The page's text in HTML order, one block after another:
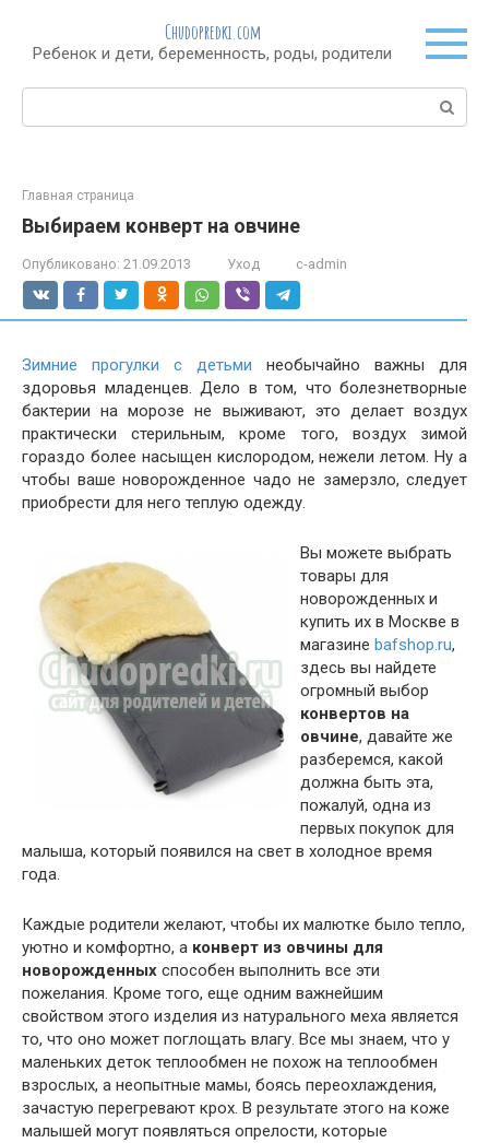
контенту
Chudopredki.com
Ребенок и дети, беременность, роды, родители
Поиск:
Главная страница
Выбираем конверт на овчине
Опубликовано: 21.09.2013 Уход c-admin
Зимние прогулки с детьми необычайно важны для
здоровья младенцев. Дело в том, что болезнетворные
бактерии на морозе не выживают, это делает воздух
практически стерильным, кроме того, воздух зимой
гораздо более насыщен кислородом, нежели летом. Ну а
чтобы ваше новорожденное чадо не замерзло, следует
приобрести для него теплую одежду.
Вы можете выбрать
товары для
новорожденных и
купить их в Москве в
магазине bafshop.ru,
здесь вы найдете
огромный выбор
конвертов на
овчине, давайте же
разберемся, какой
должна быть эта,
пожалуй, одна из
первых покупок для
малыша, который появился на свет в холодное время
года.
Каждые родители желают, чтобы их малютке было тепло,
уютно и комфортно, а конверт из овчины для
новорожденных способен выполнить все эти
пожелания. Кроме того, еще одним важнейшим
свойством этого изделия из натурального меха является
то, что оно может поглощать влагу. Все мы знаем, что у
маленьких деток теплообмен не похож на теплообмен
взрослых, а неопытные мамы, боясь переохлаждения,
зачастую перегревают крох. В результате этого на коже
малышей могут появляться опрелости, которые